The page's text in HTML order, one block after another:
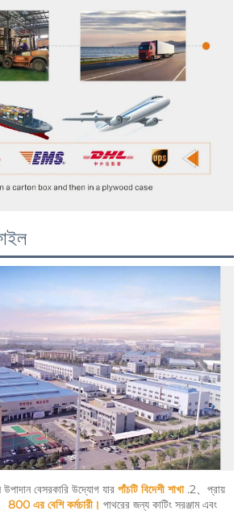
বেসরকারি উদ্যোগ যার পাঁচটি বিদেশী শাখা .2、প্রায়
800 এর বেশি কর্মচারী। পাথরের জন্য কাটিং সরঞ্জাম এবং